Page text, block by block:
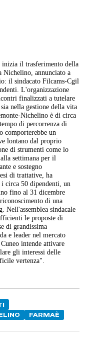
inizia il trasferimento della
Nichelino, annunciato a
il sindacato Filcams-Cgil
L'organizzazione
finalizzati a tutelare
nella gestione della vita
Nichelino è di circa
di percorrenza di
comporterebbe un
lontano dal proprio
di strumenti come lo
settimana per il
e sostegno
di trattative, ha
circa 50 dipendenti, un
fino al 31 dicembre
di una
Nell'assemblea sindacale
le proposte di
di grandissima
e leader nel mercato
intende attivare
gli interessi delle
vertenza".
FARMAÈ